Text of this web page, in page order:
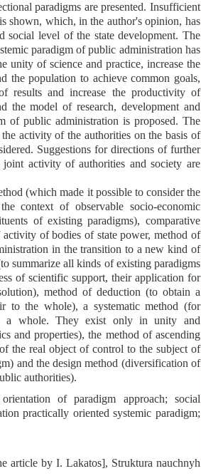
paradigms are presented. Insufficient
shown, which, in the author's opinion, has
social level of the state development. The
paradigm of public administration has
unity of science and practice, increase the
the population to achieve common goals,
results and increase the productivity of
model of research, development and
of public administration is proposed. The
activity of the authorities on the basis of
Suggestions for directions of further
activity of authorities and society are
(which made it possible to consider the
context of observable socio-economic
of existing paradigms), comparative
of bodies of state power, method of
in the transition to a new kind of
summarize all kinds of existing paradigms
of scientific support, their application for
method of deduction (to obtain a
to the whole), a systematic method (for
a whole. They exist only in unity and
and properties), the method of ascending
the real object of control to the subject of
and the design method (diversification of
authorities).
of paradigm approach; social
practically oriented systemic paradigm;
article by I. Lakatos], Struktura nauchnyh